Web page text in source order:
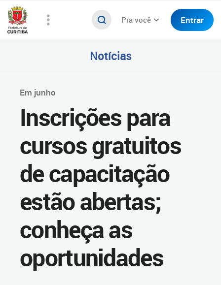
Pra você Entrar
Notícias
Em junho
Inscrições para
cursos gratuitos
de capacitação
estão abertas;
conheça as
oportunidades